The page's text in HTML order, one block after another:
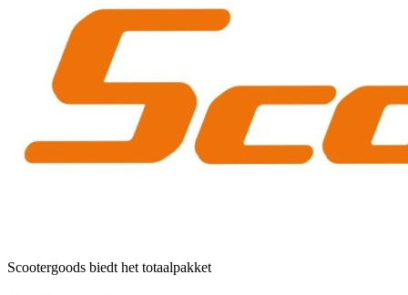
Scootergoods biedt het totaalpakket